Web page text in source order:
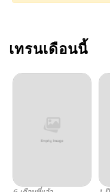
ตอนที่ 120
ตอนที่ 119
ตอนที่ 117
ตอนที่ 116
เทรนเดือนนี้